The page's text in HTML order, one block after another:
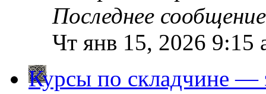
Последнее
Чт янв 15, 2026 9:15
Курсы по складчине —